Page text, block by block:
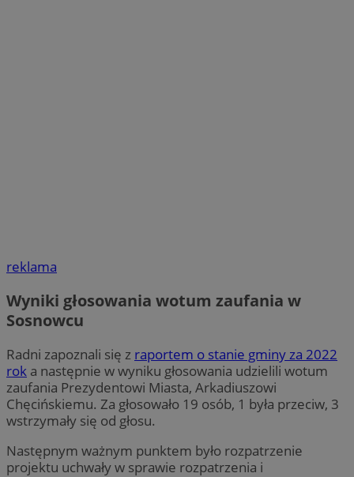
reklama
Wyniki głosowania wotum zaufania w
Sosnowcu
Radni zapoznali się z raportem o stanie gminy za 2022
rok a następnie w wyniku głosowania udzielili wotum
zaufania Prezydentowi Miasta, Arkadiuszowi
Chęcińskiemu. Za głosowało 19 osób, 1 była przeciw, 3
wstrzymały się od głosu.
Następnym ważnym punktem było rozpatrzenie
projektu uchwały w sprawie rozpatrzenia i